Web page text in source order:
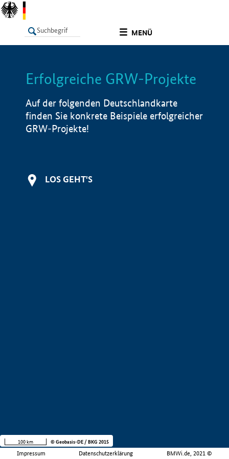
MENÜ
LISTE Info
Erfolgreiche GRW-Projekte
Auf der folgenden Deutschlandkarte
finden Sie konkrete Beispiele erfolgreicher
GRW-Projekte!
LOS GEHT'S
Impressum Datenschutzerklärung BMWi.de, 2021 ©
100 km © Geobasis-DE / BKG 2015